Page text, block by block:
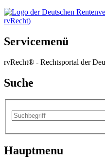
Servicemenü
rvRecht® - Rechtsportal der
Suche
Hauptmenu